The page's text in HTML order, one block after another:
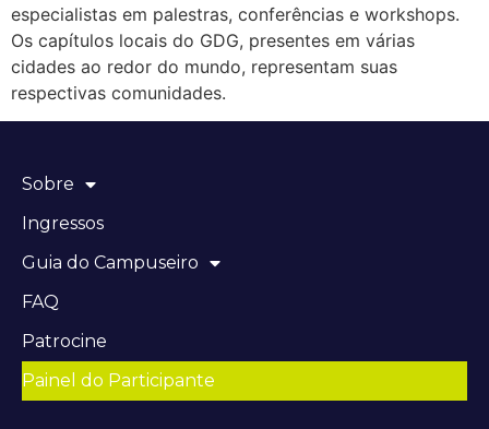
especialistas em palestras, conferências e workshops.
Os capítulos locais do GDG, presentes em várias
cidades ao redor do mundo, representam suas
respectivas comunidades.
Sobre
Ingressos
Guia do Campuseiro
FAQ
Patrocine
Painel do Participante